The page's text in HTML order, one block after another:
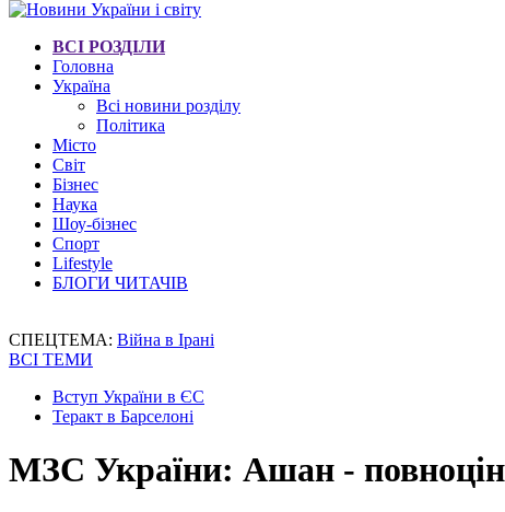
ВСІ РОЗДІЛИ
Головна
Україна
Всі новини розділу
Політика
Місто
Світ
Бізнес
Наука
Шоу-бізнес
Спорт
Lifestyle
БЛОГИ ЧИТАЧІВ
СПЕЦТЕМА: Війна в Ірані
ВСІ ТЕМИ
Вступ України в ЄС
Теракт в Барселоні
МЗС України: Ашан -